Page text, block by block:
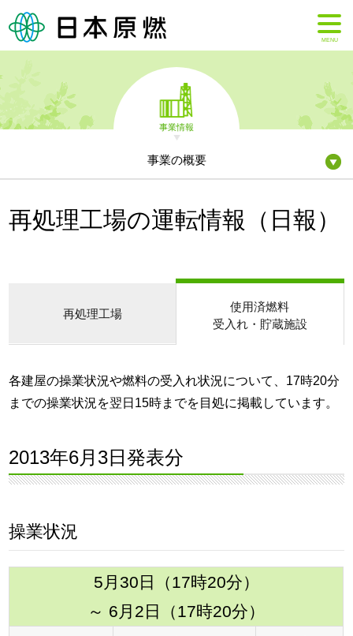
MENU
事業情報
事業の概要
再処理工場の運転情報（日報）
再処理工場
使用済燃料
受入れ・貯蔵施設
各建屋の操業状況や燃料の受入れ状況について、17時20分
までの操業状況を翌日15時までを目処に掲載しています。
2013年6月3日発表分
操業状況
5月30日（17時20分）
～ 6月2日（17時20分）